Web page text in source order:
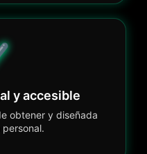
y accesible
obtener y diseñada